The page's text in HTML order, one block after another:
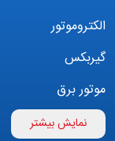
الکتروموتور
گیربکس
موتور برق
اینورترنمایش بیشتر